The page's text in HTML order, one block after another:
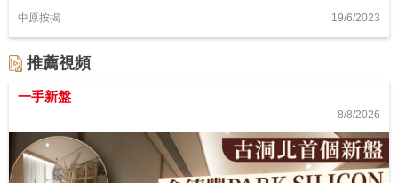
中原按揭 19/6/2023
推薦視頻
一手新盤
8/8/2026